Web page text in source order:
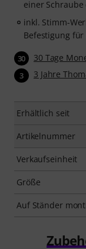
einer
inkl. Stimm-
Befestigung für
30 30 Tage
3 3 Jahre
Erhältlich seit
Artikelnummer
Verkaufseinheit
Größe
Auf Ständer